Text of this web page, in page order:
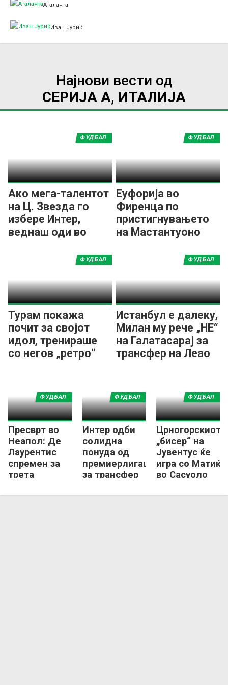
Аталанта
Иван Јуриќ
Најнови вести од
СЕРИЈА А, ИТАЛИЈА
Ако мега-талентот
на Ц. Звезда го
избере Интер,
веднаш оди во
друг клуб!?
ФУДБАЛ
Еуфорија во
Фиренца по
пристигнувањето
на Мастантуоно
ФУДБАЛ
Турам покажа
почит за својот
идол, тренираше
со негов „ретро“
ФУДБАЛ
Истанбул е далеку,
Милан му рече „НЕ“
на Галатасарај за
трансфер на Леао
ФУДБАЛ
Пресврт во
Неапол: Де
Лаурентис
спремен за
трета
Елмас!
ФУДБАЛ
Интер одби
солидна
понуда од
премиерлигаш
за трансфер
јуниор“
ФУДБАЛ
Црногорскиот
„бисер“ на
Јувентус ќе
игра со Матиќ
во Сасуоло
ФУДБАЛ